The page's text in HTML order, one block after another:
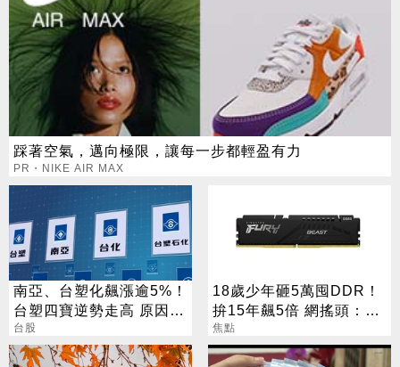
踩著空氣，邁向極限，讓每一步都輕盈有力
PR・NIKE AIR MAX
南亞、台塑化飆漲逾5%！
台塑四寶逆勢走高 原因找
到了
台股
18歲少年砸5萬囤DDR！
拚15年飆5倍 網搖頭：會
報廢
焦點